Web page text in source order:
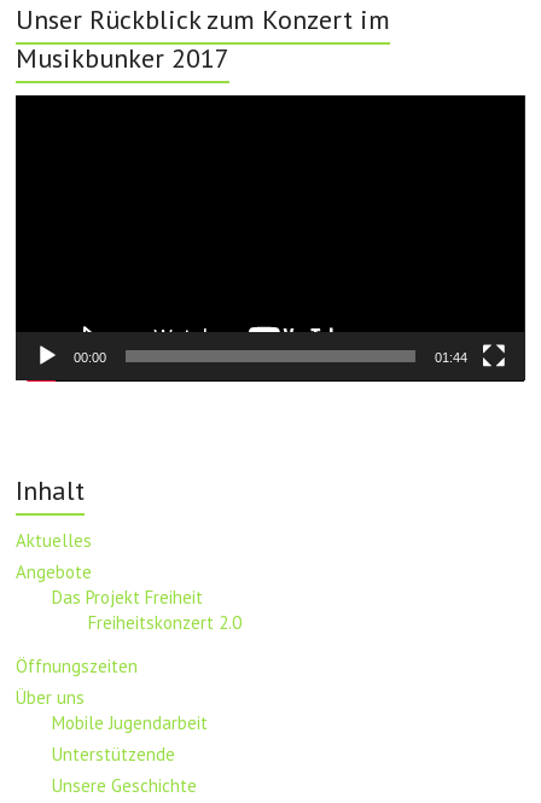
Unser Rückblick zum Konzert im
Musikbunker 2017
00:00 01:44
Inhalt
Aktuelles
Angebote
Das Projekt Freiheit
Freiheitskonzert 2.0
Öffnungszeiten
Über uns
Mobile Jugendarbeit
Unterstützende
Unsere Geschichte